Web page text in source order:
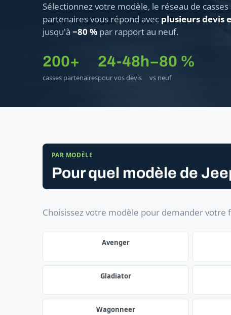
Sélectionnez votre modèle, le réseau de
partenaires vous répond avec plusieurs devis
jusqu'à −80 % par rapport au neuf.
200+
casses partenaires
24-48h
pour vos devis
−80 %
vs neuf
PAR MODÈLE
Pour quel modèle de
Choisissez votre modèle pour demander votre
Avenger
Gladiator
Wagonneer